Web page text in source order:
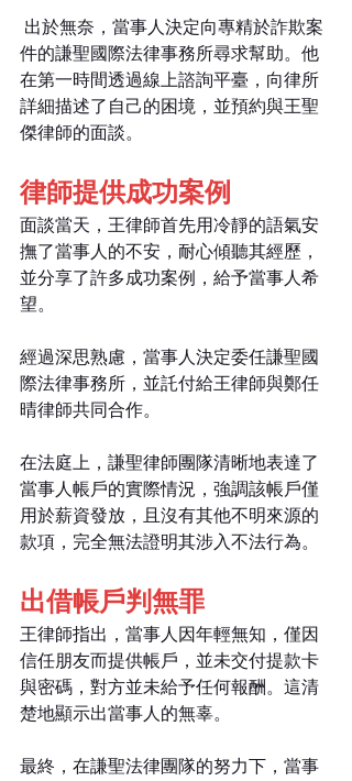
件的謙聖國際法律事務所尋求幫助。他
在第一時間透過線上諮詢平臺，向律所
詳細描述了自己的困境，並預約與王聖
傑律師的面談。
律師提供成功案例
面談當天，王律師首先用冷靜的語氣安
撫了當事人的不安，耐心傾聽其經歷，
並分享了許多成功案例，給予當事人希
望。
經過深思熟慮，當事人決定委任謙聖國
際法律事務所，並託付給王律師與鄭任
晴律師共同合作。
在法庭上，謙聖律師團隊清晰地表達了
當事人帳戶的實際情況，強調該帳戶僅
用於薪資發放，且沒有其他不明來源的
款項，完全無法證明其涉入不法行為。
出借帳戶判無罪
王律師指出，當事人因年輕無知，僅因
信任朋友而提供帳戶，並未交付提款卡
與密碼，對方並未給予任何報酬。這清
楚地顯示出當事人的無辜。
最終，在謙聖法律團隊的努力下，當事